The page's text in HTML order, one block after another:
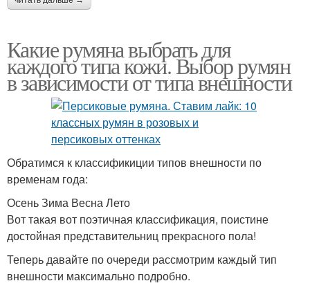
Какие румяна выбрать для
каждого типа кожи. Выбор румян
в зависимости от типа внешности
Обратимся к классификиции типов внешности по
временам года:
Осень Зима Весна Лето
Вот такая вот поэтичная классификация, поистине
достойная представительниц прекрасного пола!
Теперь давайте по очереди рассмотрим каждый тип
внешности максимально подробно.